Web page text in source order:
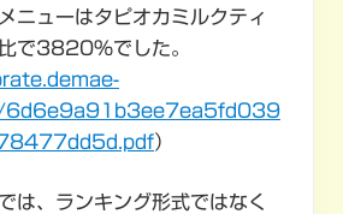
ニューはタピオカミルクティ
で3820％でした。
6d6e9a91b3ee7ea5fd039
）
は、ランキング形式ではなく